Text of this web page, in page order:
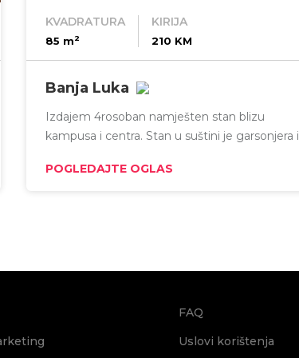
KVADRATURA
85 m2
KIRIJA
210 KM
Banja Luka
Izdajem 4rosoban namješten stan blizu
kampusa i centra. Stan u suštini je garsonjera i
POGLEDAJTE OGLAS
FAQ
Uslovi korištenja